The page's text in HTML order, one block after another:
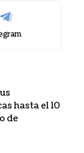
hasta el 10
de